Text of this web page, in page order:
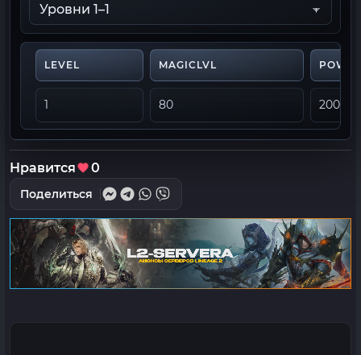
LEVEL MAGICLVL
1 80 200
Нравится 0
Поделиться